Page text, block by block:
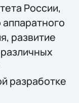
России,
развитие
разработке